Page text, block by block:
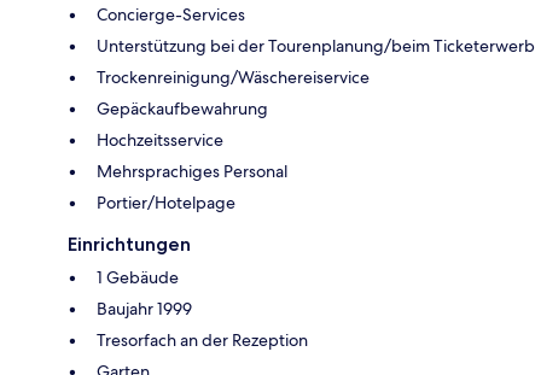
Concierge-Services
Unterstützung bei der Tourenplanung/beim Ticketerwerb
Trockenreinigung/Wäschereiservice
Gepäckaufbewahrung
Hochzeitsservice
Mehrsprachiges Personal
Portier/Hotelpage
Einrichtungen
1 Gebäude
Baujahr 1999
Tresorfach an der Rezeption